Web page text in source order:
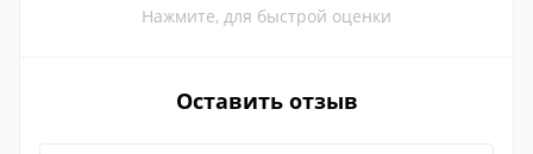
Нажмите, для быстрой оценки
Оставить отзыв